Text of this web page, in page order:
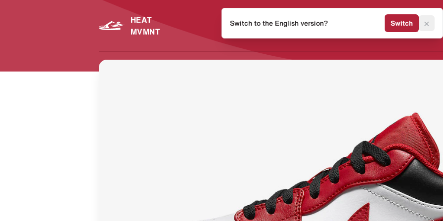
HEAT
MVMNT
Release Kalender Sneaker
Switch to the English version? Switch ×